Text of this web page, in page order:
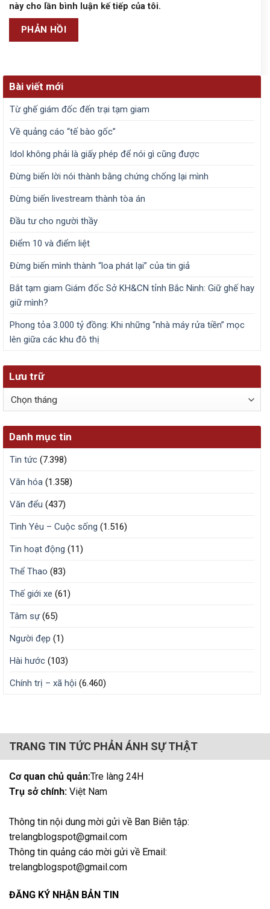
này cho lần bình luận kế tiếp của tôi.
Bài viết mới
Từ ghế giám đốc đến trại tạm giam
Về quảng cáo “tế bào gốc”
Idol không phải là giấy phép để nói gì cũng được
Đừng biến lời nói thành bằng chứng chống lại mình
Đừng biến livestream thành tòa án
Đầu tư cho người thầy
Điểm 10 và điểm liệt
Đừng biến mình thành “loa phát lại” của tin giả
Bắt tạm giam Giám đốc Sở KH&CN tỉnh Bắc Ninh: Giữ ghế hay
giữ mình?
Phong tỏa 3.000 tỷ đồng: Khi những “nhà máy rửa tiền” mọc
lên giữa các khu đô thị
Lưu trữ
Lưu
Danh mục tin
Tin tức (7.398)
Văn hóa (1.358)
Văn đểu (437)
Tình Yêu – Cuộc sống (1.516)
Tin hoạt động (11)
Thể Thao (83)
Thế giới xe (61)
Tâm sự(65)
Người đẹp (1)
Hài hước (103)
Chính trị – xã hội (6.460)
TRANG TIN TỨC PHẢN ÁNH SỰ THẬT
Cơ quan chủ quản:Tre làng 24H
Trụ sở chính: Việt Nam
Thông tin nội dung mời gửi về Ban Biên tập:
trelangblogspot@gmail.com
Thông tin quảng cáo mời gửi về Email:
trelangblogspot@gmail.com
ĐĂNG KÝ NHẬN BẢN TIN